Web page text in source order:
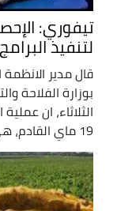
تيفوري:
لتنفيذ
قال مدير الانظمة
بوزارة الفلاحة
الثلاثاء، ان
19 ماي القادم، هي أساسية ومحورية في ظل ...